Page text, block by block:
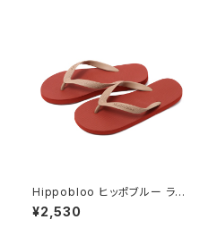
Hippobloo ヒッポブルー ラス
ト ナチュラルラバービーチサンダ
ル 天然ゴム メンズ レディース
¥2,530